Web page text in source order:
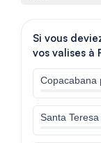
Si vous
vos valises à
Copacabana
Santa